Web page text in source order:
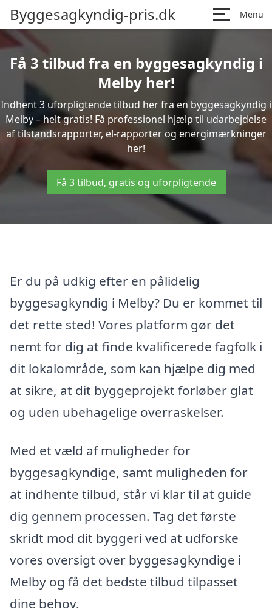
Byggesagkyndig-pris.dk Menu
Få 3 tilbud fra en byggesagkyndig i
Melby her!
Indhent 3 uforpligtende tilbud her fra en byggesagkyndig i
Melby – helt gratis! Få professionel hjælp til udarbejdelse
af tilstandsrapporter, el-rapporter og energimærkninger
her!
Få 3 tilbud, gratis og uforpligtende
Er du på udkig efter en pålidelig
byggesagkyndig i Melby? Du er kommet til
det rette sted! Vores platform gør det
nemt for dig at finde kvalificerede fagfolk i
dit lokalområde, som kan hjælpe dig med
at sikre, at dit byggeprojekt forløber glat
og uden ubehagelige overraskelser.
Med et væld af muligheder for
byggesagkyndige, samt muligheden for
at indhente tilbud, står vi klar til at guide
dig gennem processen. Tag det første
skridt mod dit byggeri ved at udforske
vores oversigt over byggesagkyndige i
Melby og få det bedste tilbud tilpasset
dine behov.